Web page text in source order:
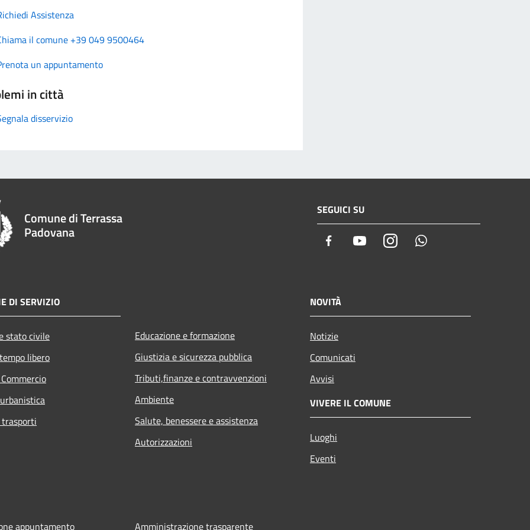
Assistenza
il comune +39 049 9500464
un appuntamento
in città
disservizio
Comune di Terrassa
Padovana
SEGUICI SU
Facebook YoutubeInstagram
DI SERVIZIO
stato civile
libero
Educazione e formazione
Giustizia e sicurezza pubblica
Tributi,finanze e contravvenzioni
Ambiente
Salute, benessere e assistenza
Autorizzazioni
NOVITÀ
Notizie
Comunicati
Avvisi
VIVERE IL COMUNE
Luoghi
Eventi
appuntamento Amministrazione trasparente